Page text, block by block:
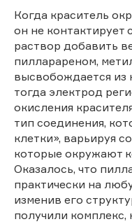
Когда краситель
он не контактирует
раствор добавить
пилларареном,
высвобождается из
тогда электрод
окисления
тип соединения,
клетки», варьируя
которые окружают
Оказалось, что
практически на
изменив его
получили